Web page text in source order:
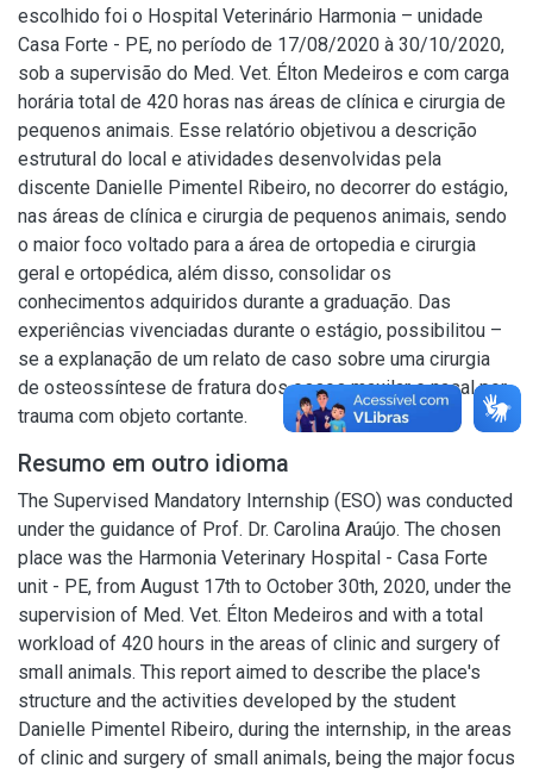
escolhido foi o Hospital Veterinário Harmonia – unidade
Casa Forte - PE, no período de 17/08/2020 à 30/10/2020,
sob a supervisão do Med. Vet. Élton Medeiros e com carga
horária total de 420 horas nas áreas de clínica e cirurgia de
pequenos animais. Esse relatório objetivou a descrição
estrutural do local e atividades desenvolvidas pela
discente Danielle Pimentel Ribeiro, no decorrer do estágio,
nas áreas de clínica e cirurgia de pequenos animais, sendo
o maior foco voltado para a área de ortopedia e cirurgia
geral e ortopédica, além disso, consolidar os
conhecimentos adquiridos durante a graduação. Das
experiências vivenciadas durante o estágio, possibilitou –
se a explanação de um relato de caso sobre uma cirurgia
de osteossíntese de fratura dos ossos maxilar e nasal por
trauma com objeto cortante.
Resumo em outro idioma
The Supervised Mandatory Internship (ESO) was conducted
under the guidance of Prof. Dr. Carolina Araújo. The chosen
place was the Harmonia Veterinary Hospital - Casa Forte
unit - PE, from August 17th to October 30th, 2020, under the
supervision of Med. Vet. Élton Medeiros and with a total
workload of 420 hours in the areas of clinic and surgery of
small animals. This report aimed to describe the place's
structure and the activities developed by the student
Danielle Pimentel Ribeiro, during the internship, in the areas
of clinic and surgery of small animals, being the major focus